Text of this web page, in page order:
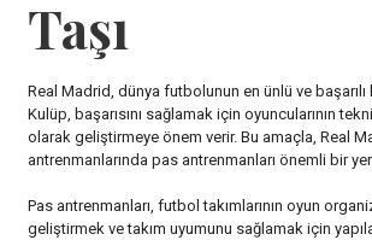
Taşı
Real Madrid, dünya futbolunun en ünlü ve
Kulüp, başarısını sağlamak için oyuncularının
olarak geliştirmeye önem verir. Bu amaçla, Real
antrenmanlarında pas antrenmanları önemli bir
Pas antrenmanları, futbol takımlarının oyun
geliştirmek ve takım uyumunu sağlamak için